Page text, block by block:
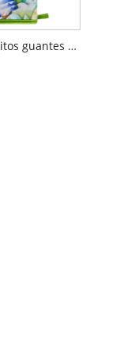
Lindos conejitos guantes de horno de flores rosas